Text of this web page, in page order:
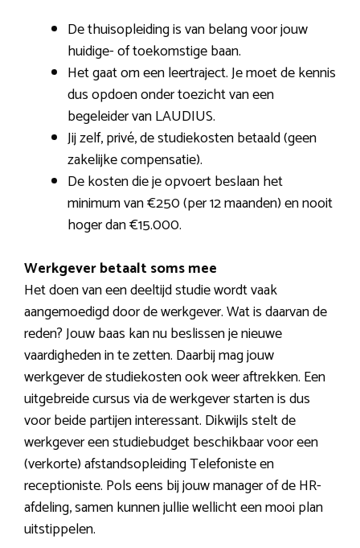
De thuisopleiding is van belang voor jouw
huidige- of toekomstige baan.
Het gaat om een leertraject. Je moet de kennis
dus opdoen onder toezicht van een
begeleider van LAUDIUS.
Jij zelf, privé, de studiekosten betaald (geen
zakelijke compensatie).
De kosten die je opvoert beslaan het
minimum van €250 (per 12 maanden) en nooit
hoger dan €15.000.
Werkgever betaalt soms mee
Het doen van een deeltijd studie wordt vaak
aangemoedigd door de werkgever. Wat is daarvan de
reden? Jouw baas kan nu beslissen je nieuwe
vaardigheden in te zetten. Daarbij mag jouw
werkgever de studiekosten ook weer aftrekken. Een
uitgebreide cursus via de werkgever starten is dus
voor beide partijen interessant. Dikwijls stelt de
werkgever een studiebudget beschikbaar voor een
(verkorte) afstandsopleiding Telefoniste en
receptioniste. Pols eens bij jouw manager of de HR-
afdeling, samen kunnen jullie wellicht een mooi plan
uitstippelen.